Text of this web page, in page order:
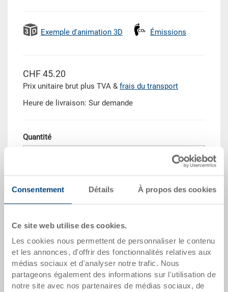
Consentement Détails À propos des cookies
Ce site web utilise des cookies.
Les cookies nous permettent de personnaliser le contenu
et les annonces, d'offrir des fonctionnalités relatives aux
médias sociaux et d'analyser notre trafic. Nous
partageons également des informations sur l'utilisation de
notre site avec nos partenaires de médias sociaux, de
Exemple d'animation 3D Émissions
CHF 45.20
Prix unitaire brut plus TVA & frais du transport
Heure de livraison: Sur demande
Quantité
Quantité de commande minimale: 250 unités
Quantité échelonnée
Dès 250 pièces CHF 29.40
Quantités échelonnées correspondent aux unités
d’emballage.